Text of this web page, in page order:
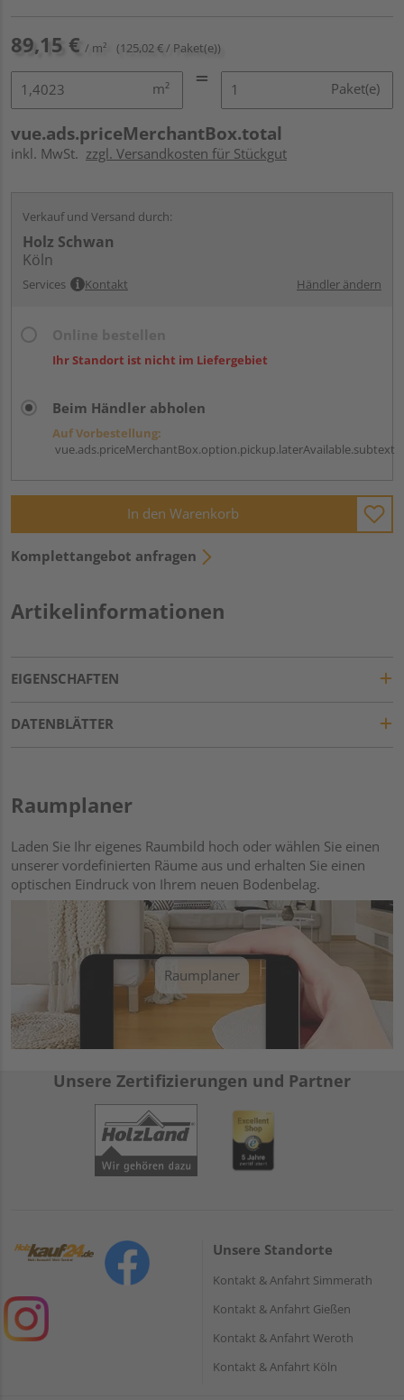
89,15 € / m² (125,02 € / Paket(e))
m² Paket(e)
vue.ads.priceMerchantBox.total
inkl. MwSt. zzgl. Versandkosten für Stückgut
Verkauf und Versand durch:
Holz Schwan
Köln
Services Kontakt Händler ändern
Ihr Standort ist nicht im Liefergebiet
Beim Händler abholen
Auf Vorbestellung:
vue.ads.priceMerchantBox.option.pickup.laterAvailable.subtext
In den Warenkorb
Komplettangebot anfragen
Artikelinformationen
EIGENSCHAFTEN
DATENBLÄTTER
Raumplaner
Laden Sie Ihr eigenes Raumbild hoch oder wählen Sie einen
unserer vordefinierten Räume aus und erhalten Sie einen
optischen Eindruck von Ihrem neuen Bodenbelag.
Raumplaner
Unsere Zertifizierungen und Partner
Unsere Standorte
Kontakt & Anfahrt Simmerath
Kontakt & Anfahrt Gießen
Kontakt & Anfahrt Weroth
Kontakt & Anfahrt Köln